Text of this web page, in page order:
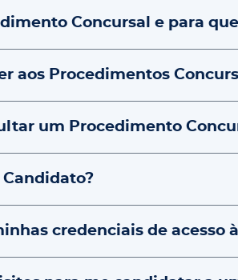
Concursal e para
aos Procedimentos
um Procedimento
Candidato?
credenciais de acesso